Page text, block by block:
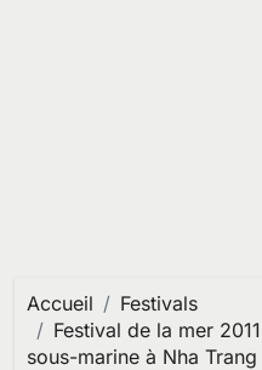
Accueil
Festivals
Festival de la mer
sous-marine à Nha